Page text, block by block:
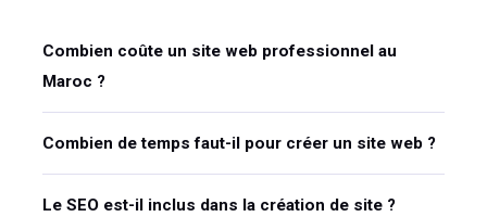
Combien coûte un site web professionnel au
Maroc ?
Combien de temps faut-il pour créer un site web ?
Le SEO est-il inclus dans la création de site ?